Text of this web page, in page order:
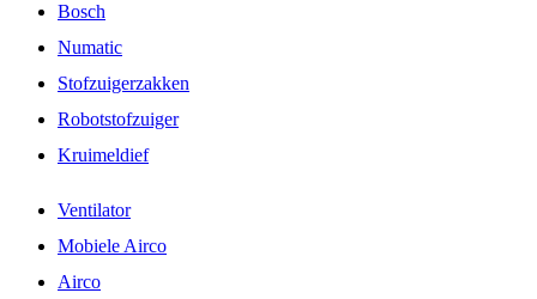
Bosch
Numatic
Stofzuigerzakken
Robotstofzuiger
Kruimeldief
Ventilator
Mobiele Airco
Airco